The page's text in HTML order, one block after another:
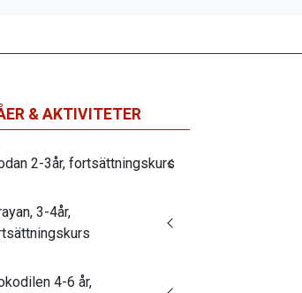
& AKTIVITETER
2-3år, fortsättningskurs
3-4år,
4-6 år,